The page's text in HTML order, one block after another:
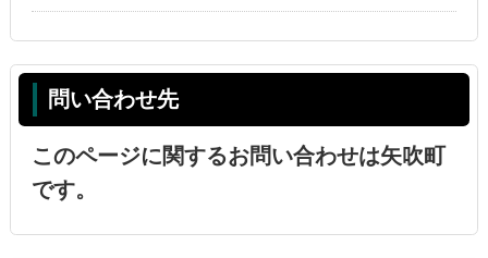
問い合わせ先
このページに関するお問い合わせは矢吹町
です。